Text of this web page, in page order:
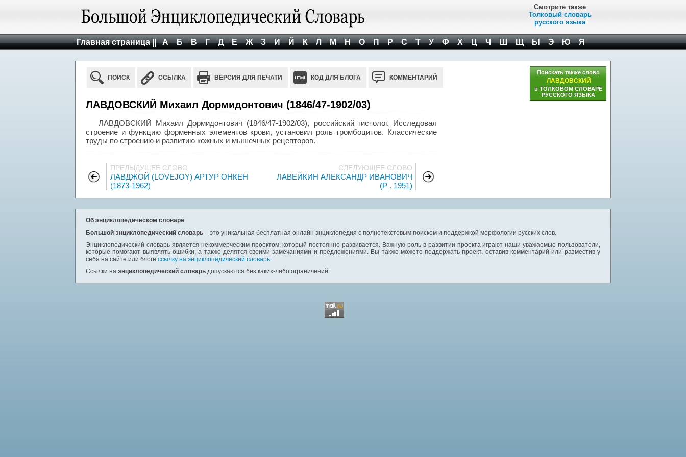
Смотрите также
Толковый словарь
русского языка
Главная страница || А Б В Г Д Е Ж З И Й К Л М Н О П Р С Т У Ф Х Ц Ч Ш Щ Ы Э Ю Я
ПОИСК ССЫЛКА ВЕРСИЯ ДЛЯ ПЕЧАТИ КОД ДЛЯ БЛОГА КОММЕНТАРИЙ
ЛАВДОВСКИЙ Михаил Дормидонтович (1846/47-1902/03)
ЛАВДОВСКИЙ Михаил Дормидонтович (1846/47-1902/03), российский гистолог. Исследовал
строение и функцию форменных элементов крови, установил роль тромбоцитов. Классические
труды по строению и развитию кожных и мышечных рецепторов.
ПРЕДЫДУЩЕЕ СЛОВО
ЛАВДЖОЙ (LOVEJOY) АРТУР ОНКЕН
(1873-1962)
СЛЕДУЮЩЕЕ СЛОВО
ЛАВЕЙКИН АЛЕКСАНДР ИВАНОВИЧ
(Р . 1951)
Поискать также слово
ЛАВДОВСКИЙ
в ТОЛКОВОМ СЛОВАРЕ
РУССКОГО ЯЗЫКА
Об энциклопедическом словаре
Большой энциклопедический словарь – это уникальная бесплатная онлайн энциклопедия с полнотекстовым поиском и поддержкой морфологии русских слов.
Энциклопедический словарь является некоммерческим проектом, который постоянно развивается. Важную роль в развитии проекта играют наши уважаемые пользователи,
которые помогают выявлять ошибки, а также делятся своими замечаниями и предложениями. Вы также можете поддержать проект, оставив комментарий или разместив у
себя на сайте или блоге ссылку на энциклопедический словарь.
Ссылки на энциклопедический словарь допускаются без каких-либо ограничений.